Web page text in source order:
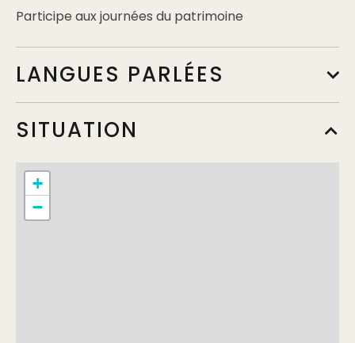
Participe aux journées du patrimoine
LANGUES PARLÉES
SITUATION
+
−